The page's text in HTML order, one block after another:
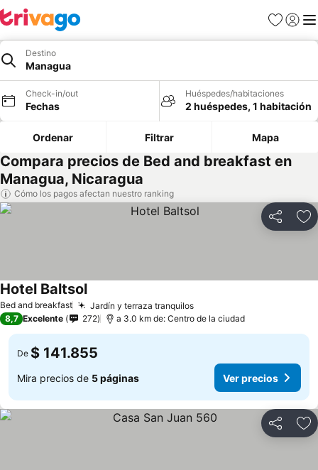
Favoritos
Iniciar
Destino
Managua
Check-in/out
Fechas
Huéspedes/habitaciones
2 huéspedes, 1 habitación
Ordenar Filtrar Mapa
Compara precios de Bed and breakfast en
Managua, Nicaragua
Cómo los pagos afectan nuestro ranking
Compartir
Bed and breakfast Jardín y terraza tranquilosVer precios
Hotel BaltsolVer precios
8,7 Excelente 272 a 3.0 km de: Centro de la ciudad
De $ 141.855
Mira precios de 5 páginas Ver precios
Compartir